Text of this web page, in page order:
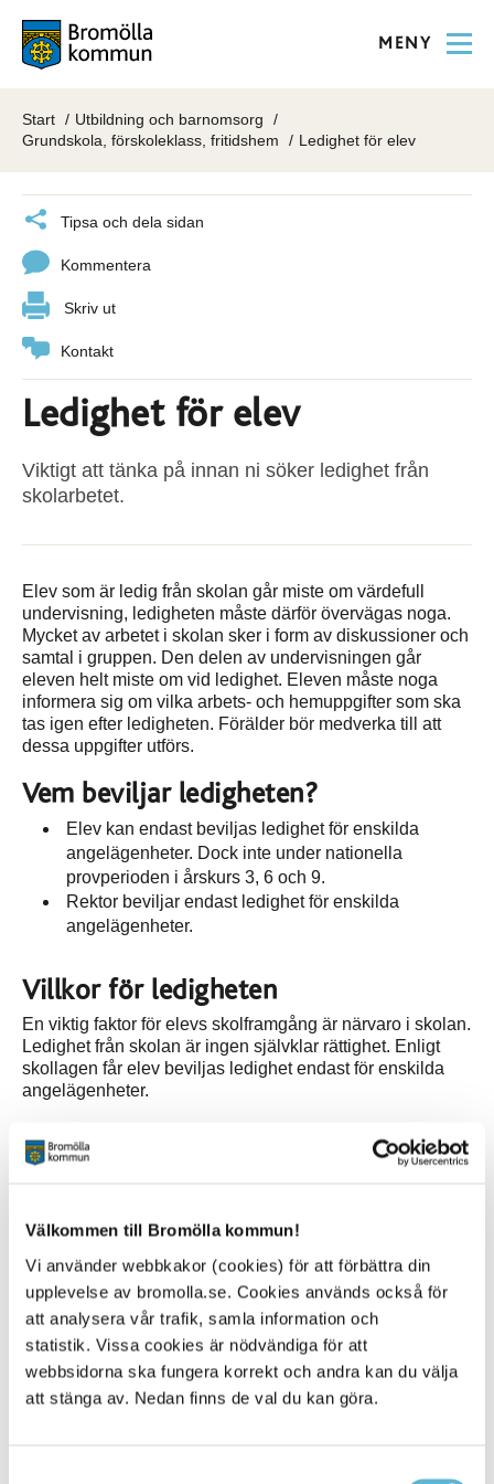
Välkommen till Bromölla kommun!
Vi använder webbkakor (cookies) för att förbättra din
upplevelse av bromolla.se. Cookies används också för
att analysera vår trafik, samla information och
statistik. Vissa cookies är nödvändiga för att
webbsidorna ska fungera korrekt och andra kan du välja
att stänga av. Nedan finns de val du kan göra.
MENY
Start
Utbildning och barnomsorg
Grundskola, förskoleklass, fritidshem
Ledighet för elev
Tipsa och dela sidan
Kommentera
Skriv ut
Kontakt
Ledighet för elev
Viktigt att tänka på innan ni söker ledighet från
skolarbetet.
Elev som är ledig från skolan går miste om värdefull
undervisning, ledigheten måste därför övervägas noga.
Mycket av arbetet i skolan sker i form av diskussioner och
samtal i gruppen. Den delen av undervisningen går
eleven helt miste om vid ledighet. Eleven måste noga
informera sig om vilka arbets- och hemuppgifter som ska
tas igen efter ledigheten. Förälder bör medverka till att
dessa uppgifter utförs.
Vem beviljar ledigheten?
Elev kan endast beviljas ledighet för enskilda
angelägenheter. Dock inte under nationella
provperioden i årskurs 3, 6 och 9.
Rektor beviljar endast ledighet för enskilda
angelägenheter.
Villkor för ledigheten
En viktig faktor för elevs skolframgång är närvaro i skolan.
Ledighet från skolan är ingen självklar rättighet. Enligt
skollagen får elev beviljas ledighet endast för enskilda
angelägenheter.
Läsårstider
Anhållan om ledighet för elev
Kontakt